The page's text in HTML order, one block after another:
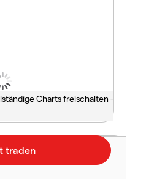
Charts freischalten -